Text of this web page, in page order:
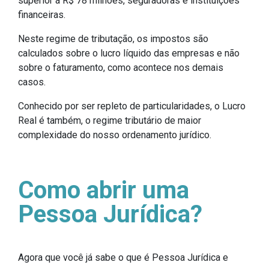
financeiras.
Neste regime de tributação, os impostos são
calculados sobre o lucro líquido das empresas e não
sobre o faturamento, como acontece nos demais
casos.
Conhecido por ser repleto de particularidades, o Lucro
Real é também, o regime tributário de maior
complexidade do nosso ordenamento jurídico.
Como abrir uma
Pessoa Jurídica?
Agora que você já sabe o que é Pessoa Jurídica e